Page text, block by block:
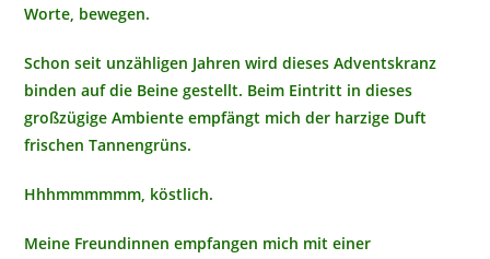
Worte, bewegen.
Schon seit unzähligen Jahren wird dieses Adventskranz
binden auf die Beine gestellt. Beim Eintritt in dieses
großzügige Ambiente empfängt mich der harzige Duft
frischen Tannengrüns.
Hhhmmmmmm, köstlich.
Meine Freundinnen empfangen mich mit einer